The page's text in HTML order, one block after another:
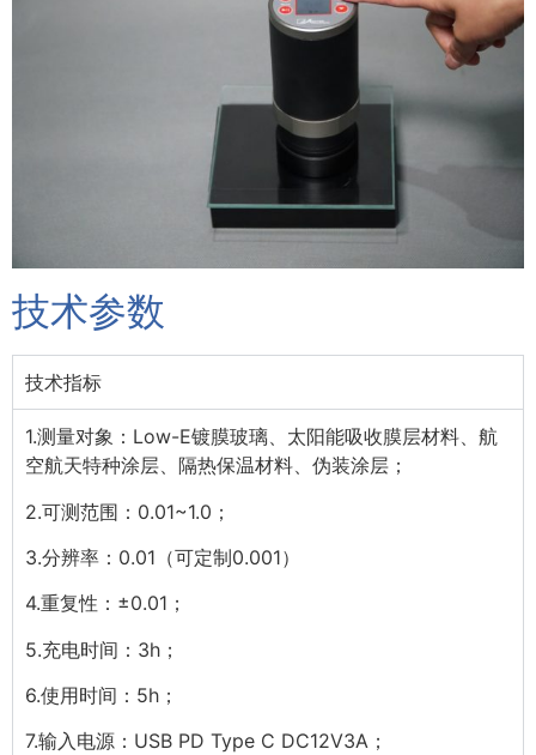
技术参数
技术指标
1.测量对象：Low-E镀膜玻璃、太阳能吸收膜层材料、航
空航天特种涂层、隔热保温材料、伪装涂层；
2.可测范围：0.01~1.0；
3.分辨率： 0.01（可定制0.001）
4.重复性：±0.01；
5.充电时间：3h；
6.使用时间：5h；
7.输入电源：USB PD Type C DC12V3A；